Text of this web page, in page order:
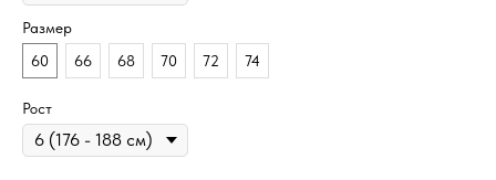
Размер
60
66 68 70 72 74
Рост